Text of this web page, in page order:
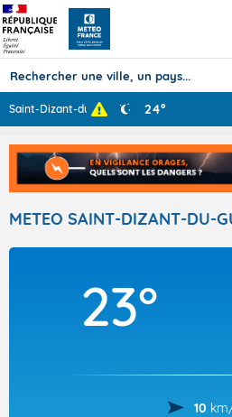
TOUS LES
Saint-Dizant-du ... 24°
METEO SAINT-DIZANT-DU-
23°
10